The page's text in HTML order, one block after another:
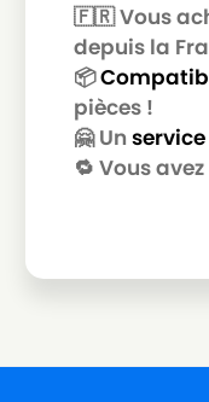
LG-
LG-
LG-
LG-
🇫🇷 Vous
depuis la
📦
pièces !
🤗 Un
🔁 Vous avez